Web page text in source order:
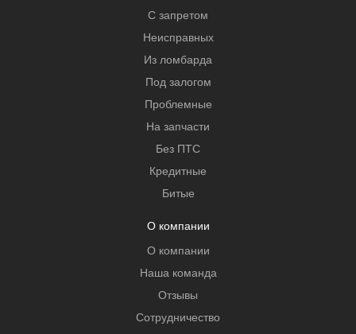
С запретом
Неисправных
Из ломбарда
Под залогом
Проблемные
На запчасти
Без ПТС
Кредитные
Битые
О компании
О компании
Наша команда
Отзывы
Сотрудничество